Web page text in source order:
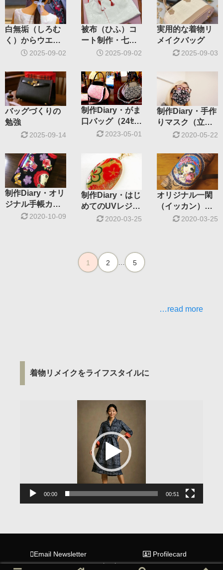
白無垢（しろむ
く）からウエデ
ィングドレス
2025-09-02
被布（ひふ）コ
ート制作・七五
三女の子2025-09-02
実用的な着物リ
メイクバッグ
2025-09-03
バッグづくりの
勉強
2025-09-14
制作Diary・がま
口バッグ（24ｾﾝﾁ
口金） 2023-05-01
制作Diary・手作
りマスク（立体
型）
2020-05-22
制作Diary・オリ
ジナル手帳カバ
2020-10-09
制作Diary・はじ
めてのUVレジン
アクセサリー
2020-03-25
オリジナル一閑
（イッカン）張
りを作ろう！
2020-03-25
1 2 5
…read more
着物リメイクをライフスタイルに
00:00 00:51
Email Newsletter
Profilecard
log in